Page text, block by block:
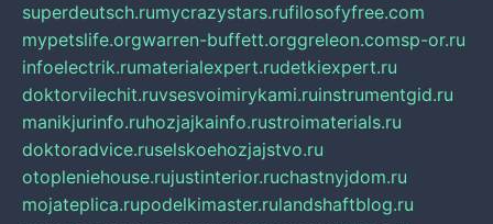
superdeutsch.rumycrazystars.rufilosofyfree.com
mypetslife.orgwarren-buffett.orggreleon.comsp-or.ru
infoelectrik.rumaterialexpert.rudetkiexpert.ru
doktorvilechit.ruvsesvoimirykami.ruinstrumentgid.ru
manikjurinfo.ruhozjajkainfo.rustroimaterials.ru
doktoradvice.ruselskoehozjajstvo.ru
otopleniehouse.rujustinterior.ruchastnyjdom.ru
mojateplica.rupodelkimaster.rulandshaftblog.ru